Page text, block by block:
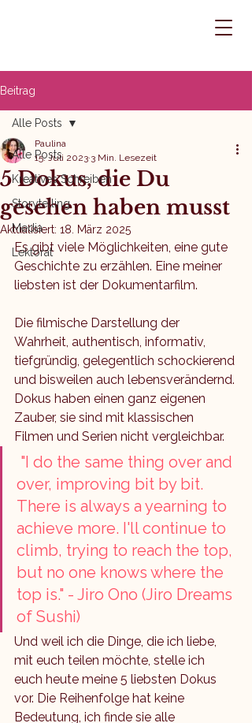
Beitrag
Alle Posts
Kreatives Schreiben
Storytelling
Media
Lektorat
Alle Posts
5 Dokus, die Du
gesehen haben musst
Paulina
15. Juli 2023 3 Min. Lesezeit
Aktualisiert: 18. März 2025
Es gibt viele Möglichkeiten, eine gute
Geschichte zu erzählen. Eine meiner
liebsten ist der Dokumentarfilm.
Die filmische Darstellung der
Wahrheit, authentisch, informativ,
tiefgründig, gelegentlich schockierend
und bisweilen auch lebensverändernd.
Dokus haben einen ganz eigenen
Zauber, sie sind mit klassischen
Filmen und Serien nicht vergleichbar.
over, improving bit by bit.
There is always a yearning to
achieve more. I'll continue to
climb, trying to reach the top,
but no one knows where the
top is." - Jiro Ono (Jiro Dreams
of Sushi)
Und weil ich die Dinge, die ich liebe,
mit euch teilen möchte, stelle ich
euch heute meine 5 liebsten Dokus
vor. Die Reihenfolge hat keine
Bedeutung, ich finde sie alle